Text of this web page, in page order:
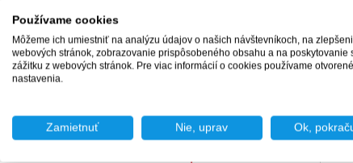
Používame cookies
Môžeme ich umiestniť na analýzu údajov o našich návštevníkoch, na
webových stránok, zobrazovanie prispôsobeného obsahu a na poskytovanie
zážitku z webových stránok. Pre viac informácií o cookies používame otvorené
nastavenia.
Zamietnuť Nie, uprav Ok,